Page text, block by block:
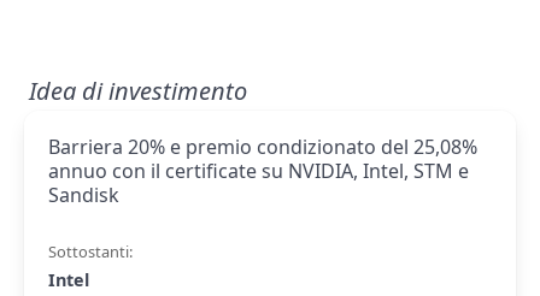
Idea di investimento
Barriera 20% e premio condizionato del 25,08%
annuo con il certificate su NVIDIA, Intel, STM e
Sandisk
Sottostanti:
Intel